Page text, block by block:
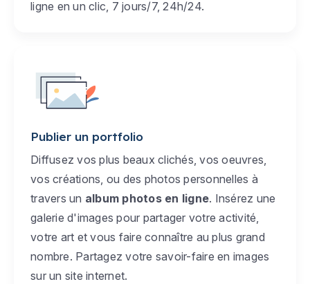
ligne en un clic, 7 jours/7, 24h/24.
Publier un portfolio
Diffusez vos plus beaux clichés, vos oeuvres,
vos créations, ou des photos personnelles à
travers un album photos en ligne. Insérez une
galerie d'images pour partager votre activité,
votre art et vous faire connaître au plus grand
nombre. Partagez votre savoir-faire en images
sur un site internet.